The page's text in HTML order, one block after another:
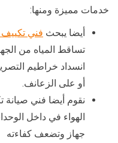
خدمات مميزة ومنها:
أيضا يبحث فني
تساقط المياه من
انسداد خراطيم
أو على الزعانف.
نقوم أيضا فني صيانة
الهواء في داخل
جهاز وتضعف كفاءته